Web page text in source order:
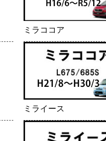
ミラココア
ミライース